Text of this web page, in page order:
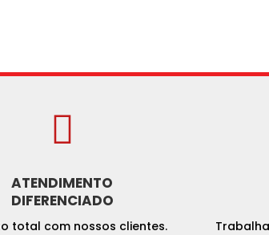

ATENDIMENTO
DIFERENCIADO
total com nossos clientes.